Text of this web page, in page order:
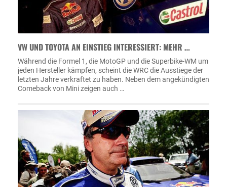
VW UND TOYOTA AN EINSTIEG INTERESSIERT: MEHR …
Während die Formel 1, die MotoGP und die Superbike-WM um
jeden Hersteller kämpfen, scheint die WRC die Ausstiege der
letzten Jahre verkraftet zu haben. Neben dem angekündigten
Comeback von Mini zeigen auch …